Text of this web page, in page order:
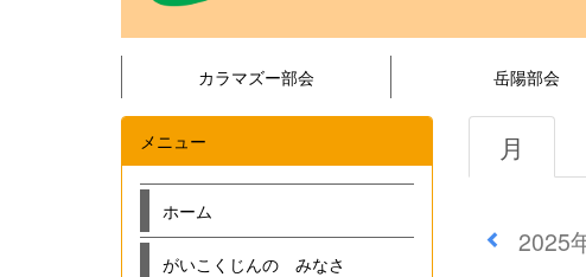
カラマズー部会 岳陽部会
月
2025
メニュー
ホーム
がいこくじんの みなさ